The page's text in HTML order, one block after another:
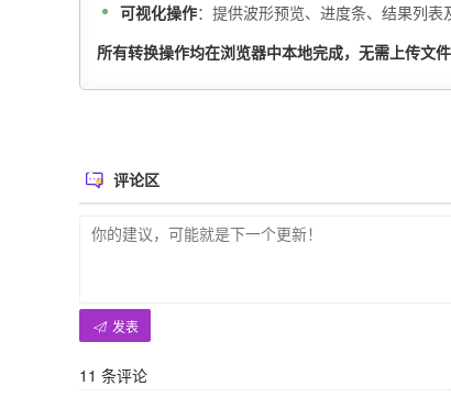
可视化操作：提供波形预览、进度条、结果列表
所有转换操作均在浏览器中本地完成，无需上传文
评论区
发表
11 条评论